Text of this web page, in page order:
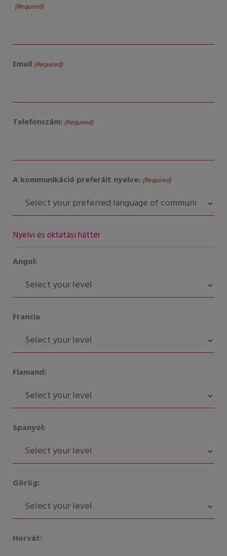
(Required)
Email (Required)
Telefonszám: (Required)
A kommunikáció preferált nyelve: (Required)
Nyelvi és oktatási háttér
Angol:
Francia
Flamand:
Spanyol:
Görög:
Horvát: